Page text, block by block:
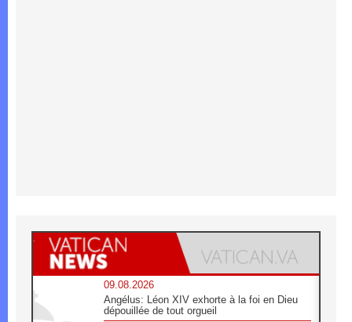
09.08.2026
Angélus: Léon XIV exhorte à la foi en Dieu
dépouillée de tout orgueil